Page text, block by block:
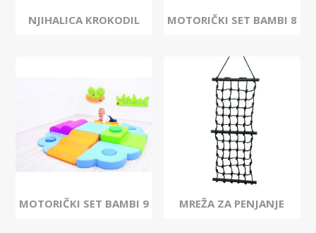
NJIHALICA KROKODIL MOTORIČKI SET BAMBI 8
MOTORIČKI SET BAMBI 9 MREŽA ZA PENJANJE